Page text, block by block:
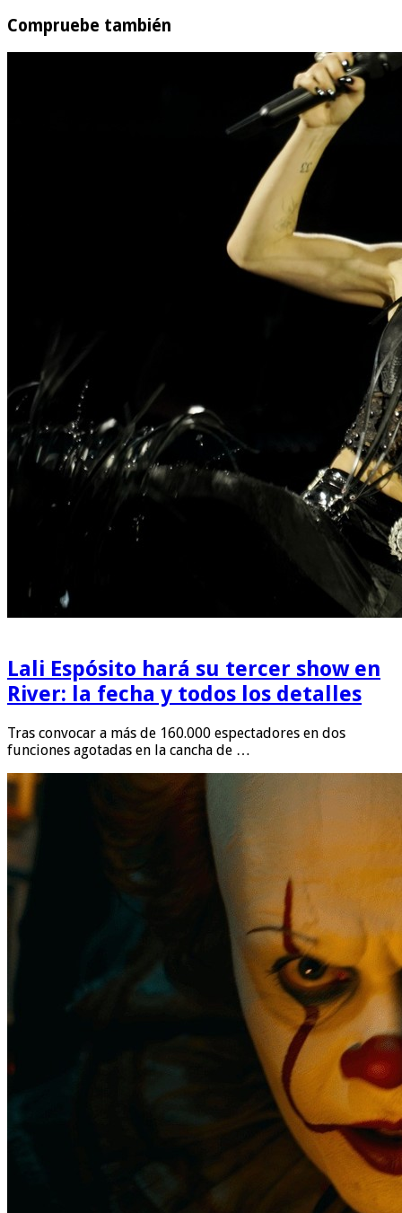
Compruebe también
Lali Espósito hará su tercer show en
River: la fecha y todos los detalles
Tras convocar a más de 160.000 espectadores en dos
funciones agotadas en la cancha de …